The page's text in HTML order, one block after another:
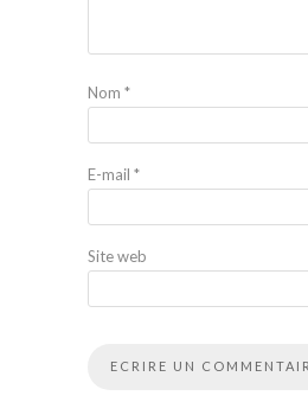
Nom *
E-mail *
Site web